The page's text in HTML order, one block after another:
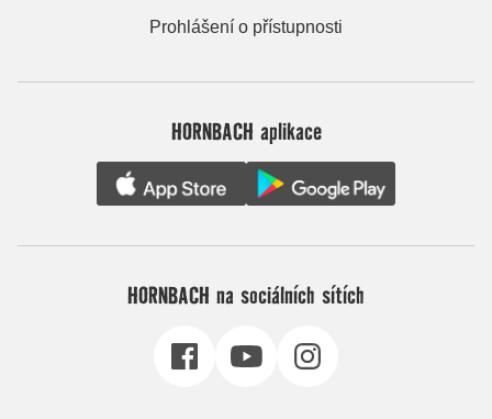
Prohlášení o přístupnosti
HORNBACH aplikace
HORNBACH na sociálních sítích